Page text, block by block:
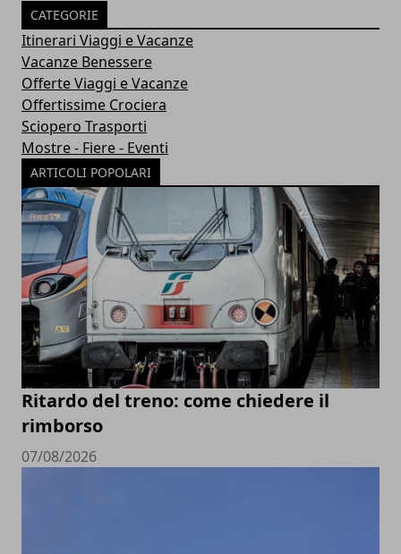
CATEGORIE
Itinerari Viaggi e Vacanze
Vacanze Benessere
Offerte Viaggi e Vacanze
Offertissime Crociera
Sciopero Trasporti
Mostre - Fiere - Eventi
ARTICOLI POPOLARI
Ritardo del treno: come chiedere il
rimborso
07/08/2026